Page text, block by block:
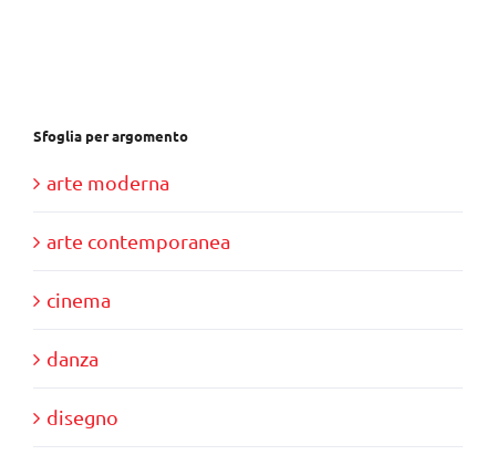
Sfoglia per argomento
arte moderna
arte contemporanea
cinema
danza
disegno